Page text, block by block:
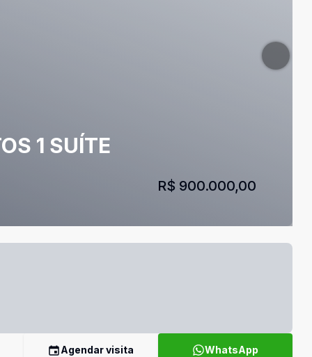
1 SUÍTE
R$ 900.000,00
Agendar visita WhatsApp